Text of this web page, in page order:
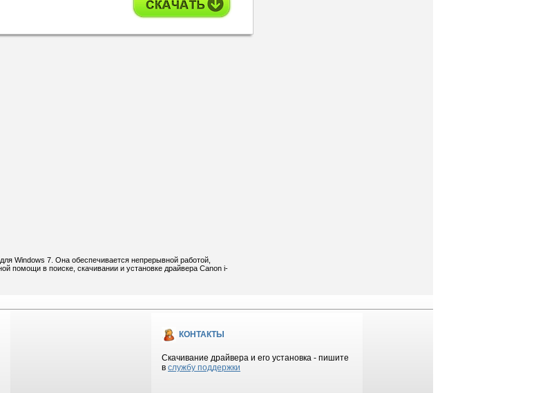
Windows 7. Она обеспечивается непрерывной работой,
помощи в поиске, скачивании и установке драйвера Canon i-
КОНТАКТЫ
Скачивание драйвера и его установка - пишите
в службу поддержки